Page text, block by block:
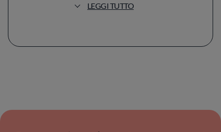
incentrata sulla sobrietà e la cura.
abbracciare invece una precisione quasi
ingrediente. È un’accentuazione
LEGGI TUTTO